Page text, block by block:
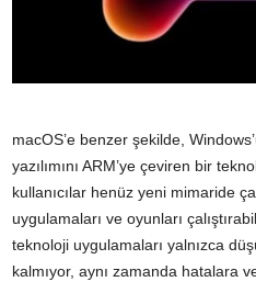
macOS’e benzer şekilde,
yazılımını ARM’ye çeviren bir
kullanıcılar henüz yeni mimaride
uygulamaları ve oyunları
teknoloji uygulamaları yalnızca
kalmıyor, aynı zamanda hatalara